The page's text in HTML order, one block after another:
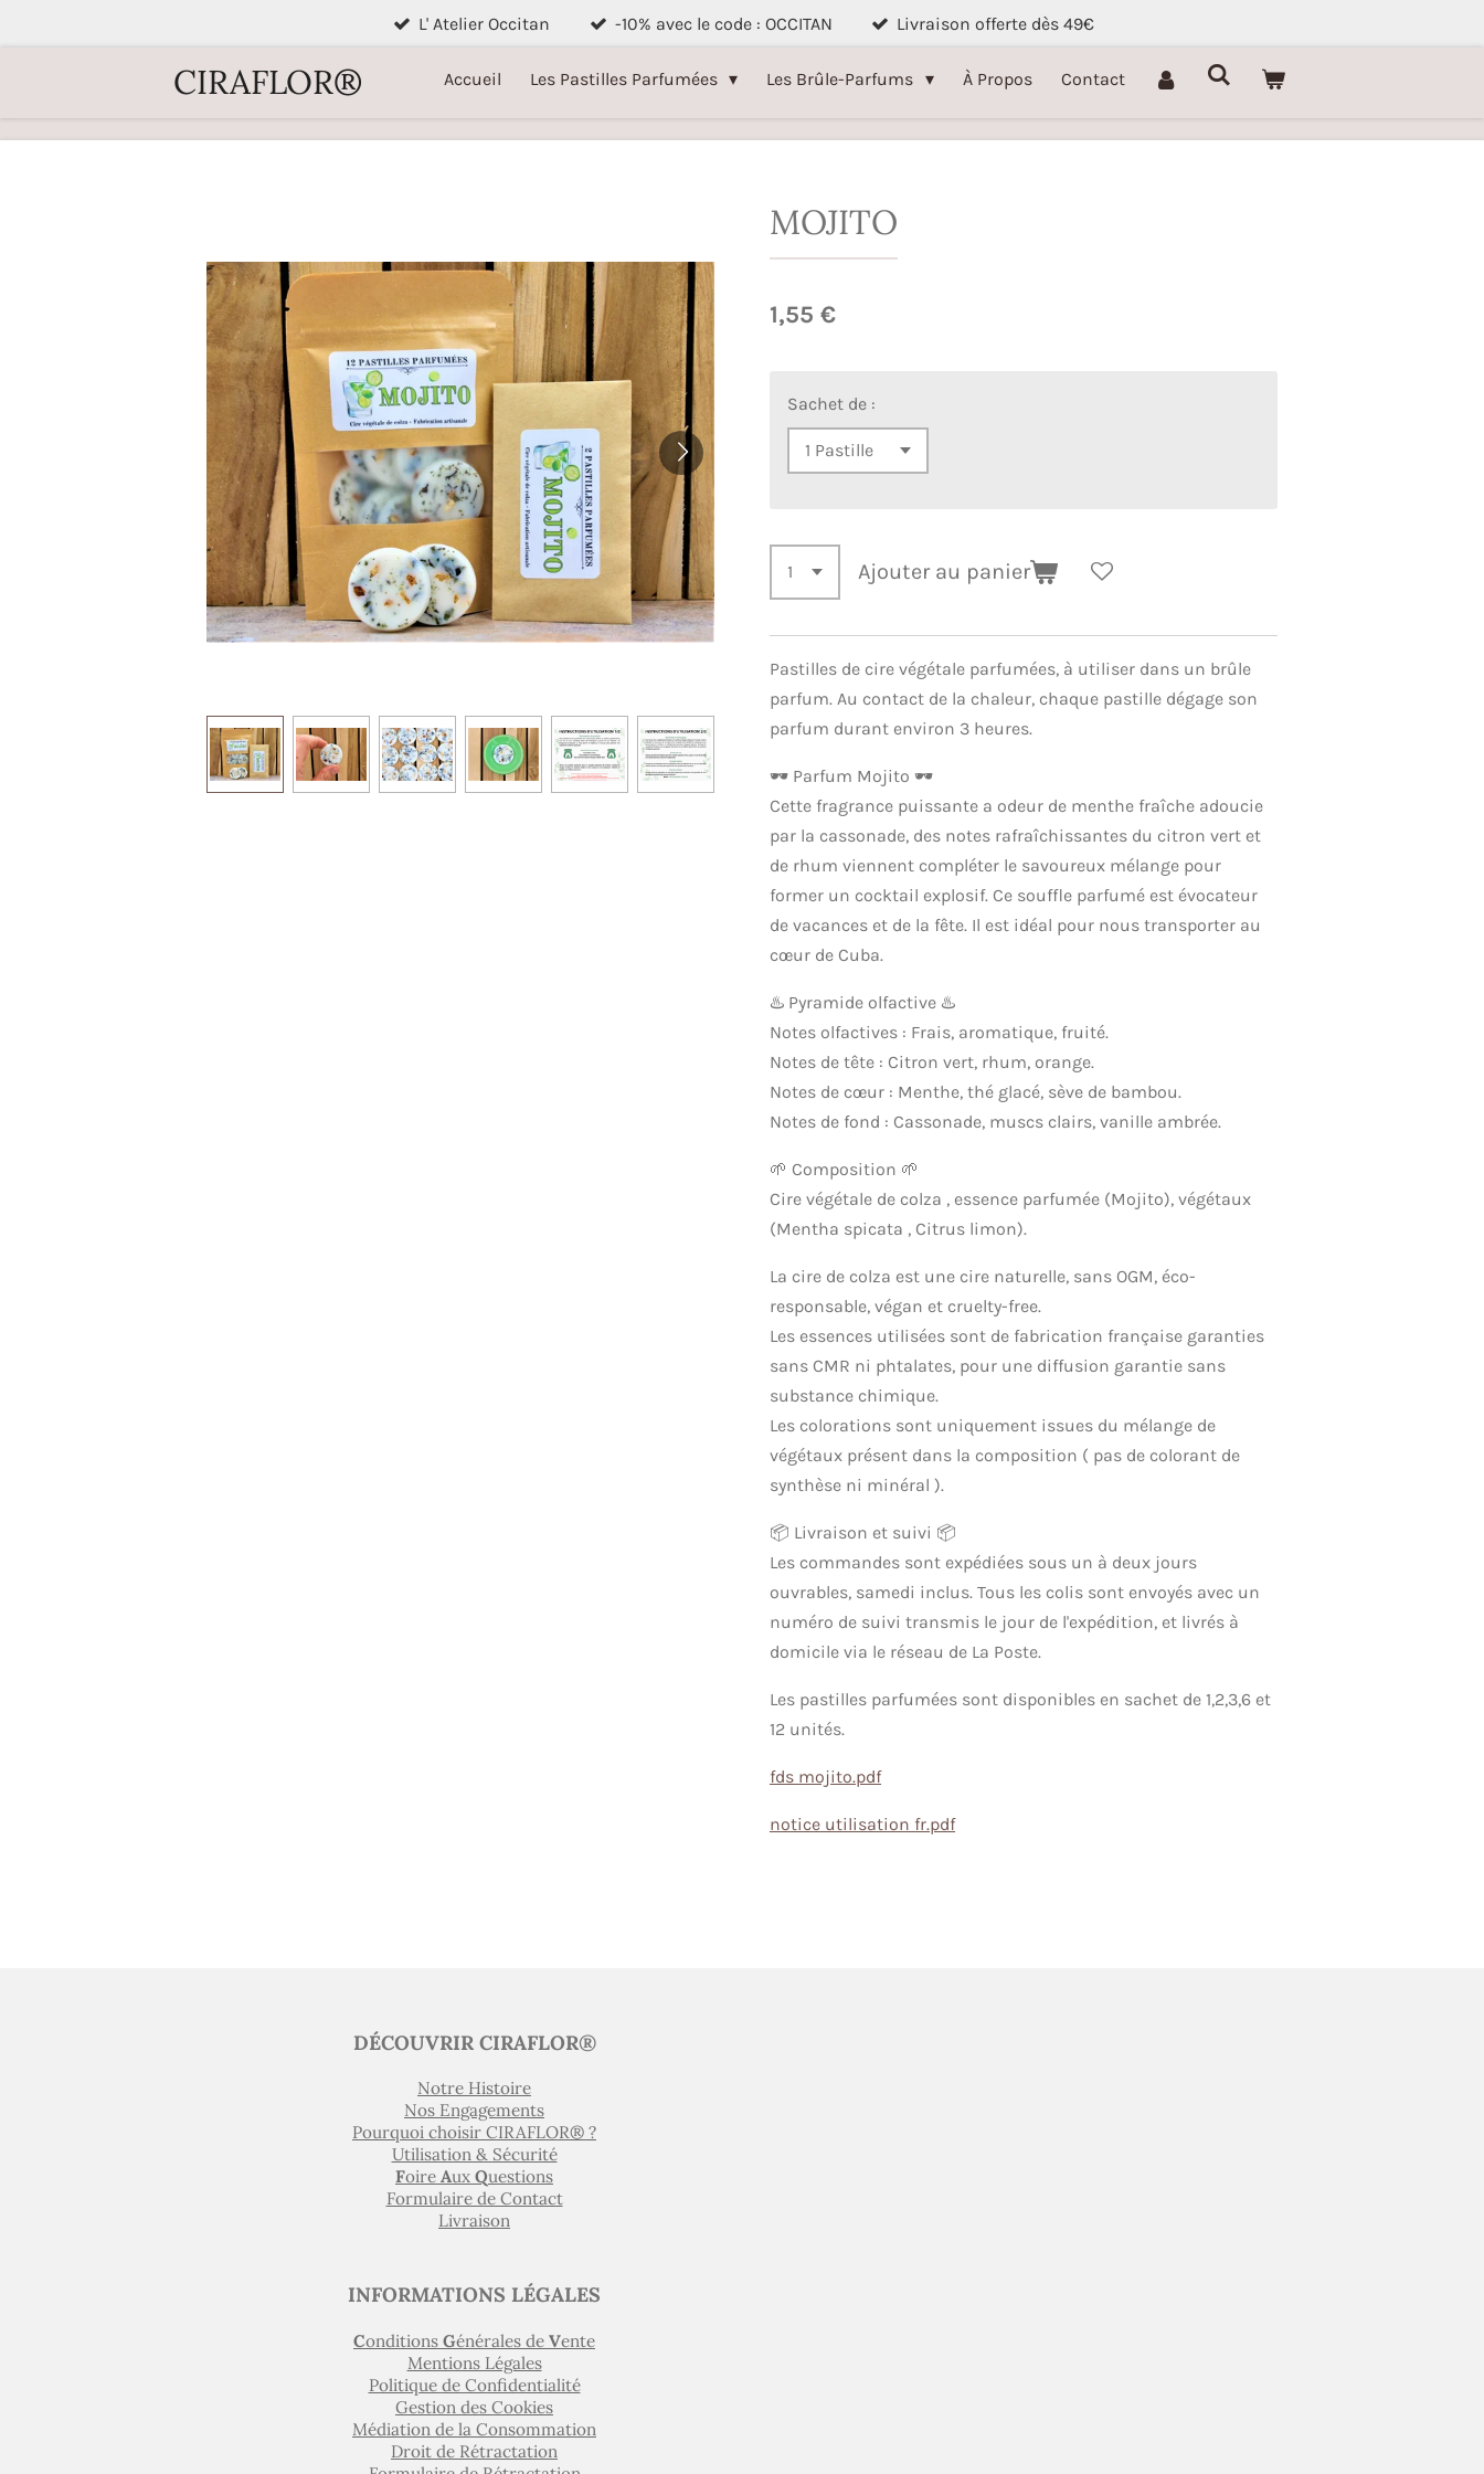
L' Atelier Occitan -10% avec le code : OCCITAN Livraison offerte dès 49€
CIRAFLOR® Accueil Les Pastilles Parfumées Les Brûle-Parfums À Propos Contact
MOJITO
1,55 €
Sachet de :
Ajouter au panier
Pastilles de cire végétale parfumées, à utiliser dans un brûle
parfum. Au contact de la chaleur, chaque pastille dégage son
parfum durant environ 3 heures.
🕶️ Parfum Mojito 🕶️
Cette fragrance puissante a odeur de menthe fraîche adoucie
par la cassonade, des notes rafraîchissantes du citron vert et
de rhum viennent compléter le savoureux mélange pour
former un cocktail explosif. Ce souffle parfumé est évocateur
de vacances et de la fête. Il est idéal pour nous transporter au
cœur de Cuba.
♨️ Pyramide olfactive ♨️
Notes olfactives : Frais, aromatique, fruité.
Notes de tête : Citron vert, rhum, orange.
Notes de cœur : Menthe, thé glacé, sève de bambou.
Notes de fond : Cassonade, muscs clairs, vanille ambrée.
🌱 Composition 🌱
Cire végétale de colza , essence parfumée (Mojito), végétaux
(Mentha spicata , Citrus limon).
La cire de colza est une cire naturelle, sans OGM, éco-
responsable, végan et cruelty-free.
Les essences utilisées sont de fabrication française garanties
sans CMR ni phtalates, pour une diffusion garantie sans
substance chimique.
Les colorations sont uniquement issues du mélange de
végétaux présent dans la composition ( pas de colorant de
synthèse ni minéral ).
📦 Livraison et suivi 📦
Les commandes sont expédiées sous un à deux jours
ouvrables, samedi inclus. Tous les colis sont envoyés avec un
numéro de suivi transmis le jour de l'expédition, et livrés à
domicile via le réseau de La Poste.
Les pastilles parfumées sont disponibles en sachet de 1,2,3,6 et
12 unités.
fds mojito.pdf
notice utilisation fr.pdf
DÉCOUVRIR CIRAFLOR®
Notre Histoire
Nos Engagements
Pourquoi choisir CIRAFLOR® ?
Utilisation & Sécurité
Foire Aux Questions
Formulaire de Contact
Livraison
INFORMATIONS LÉGALES
Conditions Générales de Vente
Mentions Légales
Politique de Confidentialité
Gestion des Cookies
Médiation de la Consommation
Droit de Rétractation